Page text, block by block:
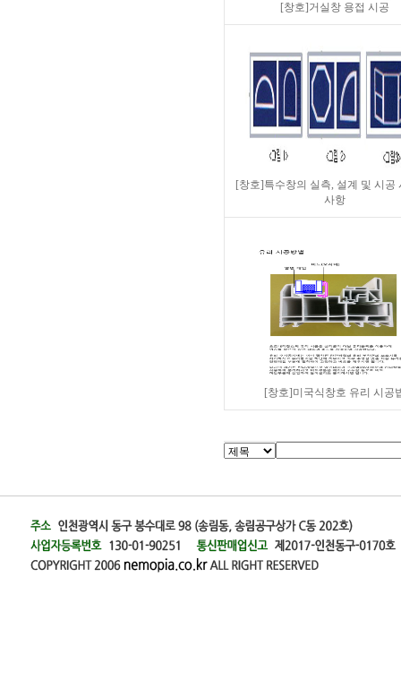
[창호]거실창 용접 시공
[창호]특수창의 실측, 설계 및 시공
사항
[창호]미국식창호 유리 시공